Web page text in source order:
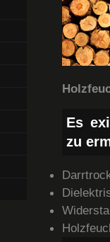
Es
zu